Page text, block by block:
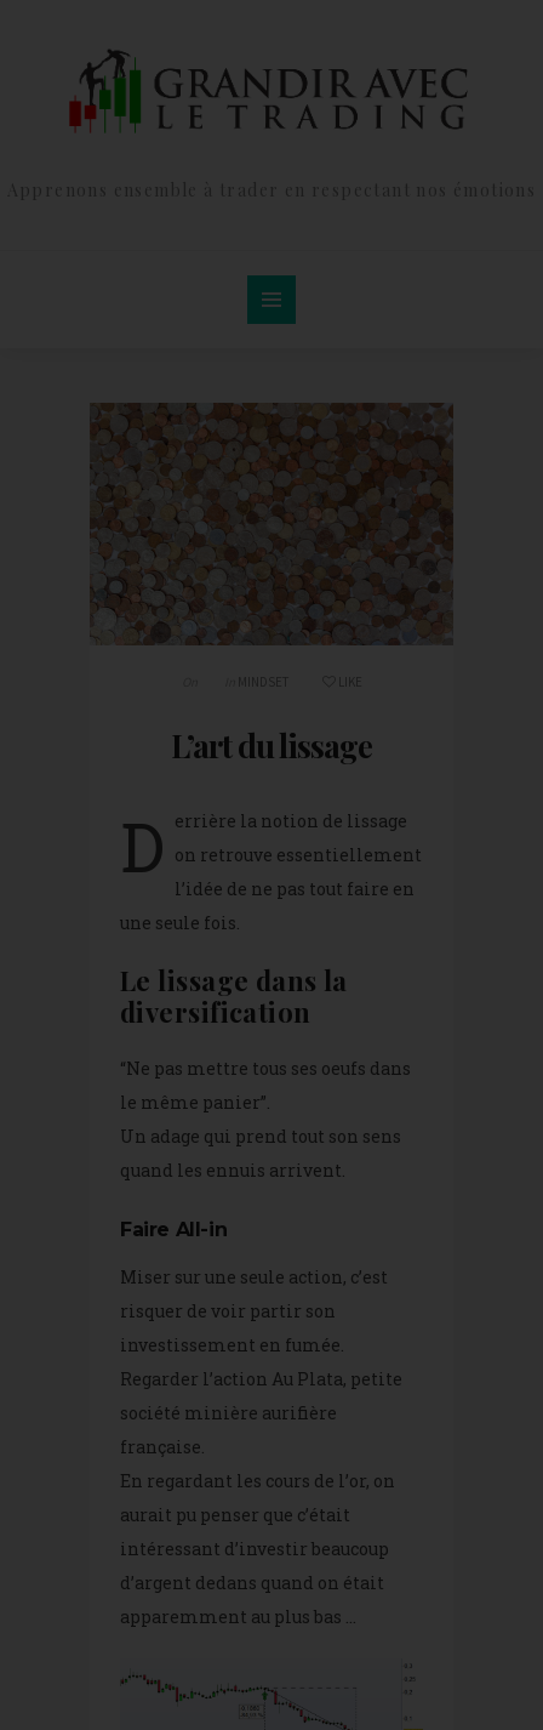
MINDSET
L’art du lissage
D errière la notion de lissage
on retrouve essentiellement
l’idée de ne pas tout faire en
une seule fois.
Le lissage dans la
diversification
“Ne pas mettre tous ses oeufs dans
le même panier”.
Un adage qui prend tout son sens
quand les ennuis arrivent.
Faire All-in
Miser sur une seule action, c’est
risquer de voir partir son
investissement en fumée.
Regarder l’action Au Plata, petite
société minière aurifière
française.
En regardant les cours de l’or, on
aurait pu penser que c’était
intéressant d’investir beaucoup
d’argent dedans quand on était
apparemment au plus bas …